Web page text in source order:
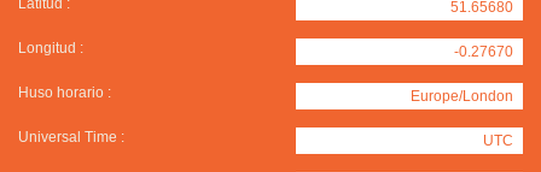
Latitud : 51.65680
Longitud : -0.27670
Huso horario : Europe/London
Universal Time : UTC